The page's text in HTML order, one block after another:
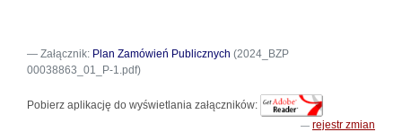
Załącznik: Plan Zamówień Publicznych (2024_BZP
00038863_01_P-1.pdf)
Pobierz aplikację do wyświetlania załączników:
rejestr zmian